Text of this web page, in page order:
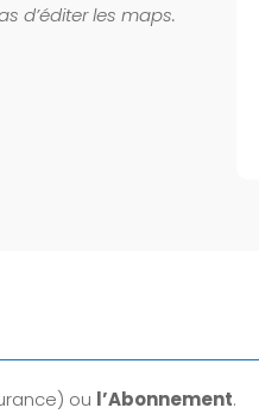
d’éditer les maps.
ou l’Abonnement.